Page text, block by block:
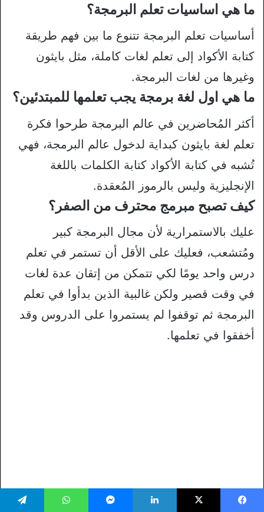
ما هي اساسيات تعلم البرمجة؟
أساسيات تعلم البرمجة تتنوع ما بين فهم طريقة
كتابة الأكواد إلى تعلم لغات كاملة، مثل بايثون
وغيرها من لغات البرمجة.
ما هي اول لغة برمجة يجب تعلمها للمبتدئين؟
أكثر المُحاضرين في عالم البرمجة طرحوا فكرة
تعلم لغة بايثون كبداية لدخول عالم البرمجة، فهي
تُشبه في كتابة الأكواد كتابة الكلمات باللغة
الإنجليزية وليس بالرموز المُعقدة.
كيف تصبح مبرمج محترف من الصفر؟
عليك بالاستمرارية لأن مجال البرمجة كبير
ومُتشعب، فعليك على الأقل أن تستمر في تعلم
درس واحد يومًا لكي تتمكن من إتقان عدة لغات
في وقت قصير ولكن غالبية الذين بدأوا في تعلم
البرمجة ثم توقفوا لم يستمروا على الدروس وقد
أخفقوا في تعلمها.